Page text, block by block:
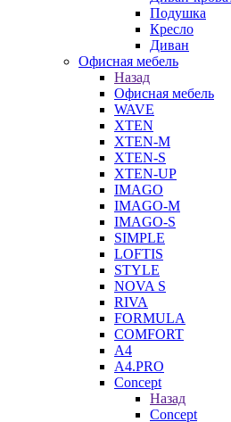
Подушка
Кресло
Диван
Офисная мебель
Назад
Офисная мебель
WAVE
XTEN
XTEN-M
XTEN-S
XTEN-UP
IMAGO
IMAGO-M
IMAGO-S
SIMPLE
LOFTIS
STYLE
NOVA S
RIVA
FORMULA
COMFORT
A4
A4.PRO
Concept
Назад
Concept